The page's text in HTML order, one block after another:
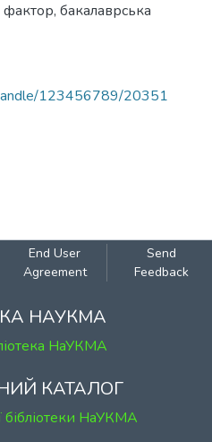
фактор, бакалаврська
123456789/20351
End User
Agreement
Send
Feedback
НАУКМА
НаУКМА
КАТАЛОГ
бібліотеки НаУКМА